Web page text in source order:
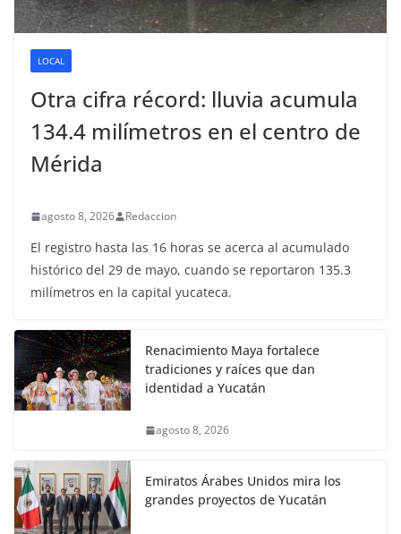
LOCAL
Otra cifra récord: lluvia acumula
134.4 milímetros en el centro de
Mérida
agosto 8, 2026 Redaccion
El registro hasta las 16 horas se acerca al acumulado
histórico del 29 de mayo, cuando se reportaron 135.3
milímetros en la capital yucateca.
Renacimiento Maya fortalece
tradiciones y raíces que dan
identidad a Yucatán
agosto 8, 2026
Emiratos Árabes Unidos mira los
grandes proyectos de Yucatán